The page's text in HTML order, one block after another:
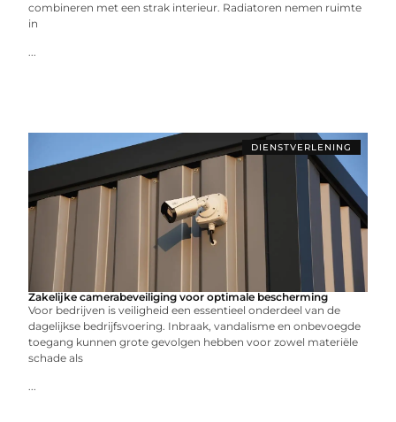
combineren met een strak interieur. Radiatoren nemen ruimte
in
...
DIENSTVERLENING
Zakelijke camerabeveiliging voor optimale bescherming
Voor bedrijven is veiligheid een essentieel onderdeel van de
dagelijkse bedrijfsvoering. Inbraak, vandalisme en onbevoegde
toegang kunnen grote gevolgen hebben voor zowel materiële
schade als
...